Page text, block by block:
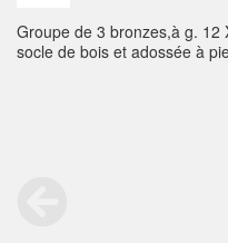
Groupe de 3 bronzes,à g. 12
socle de bois et adossée à